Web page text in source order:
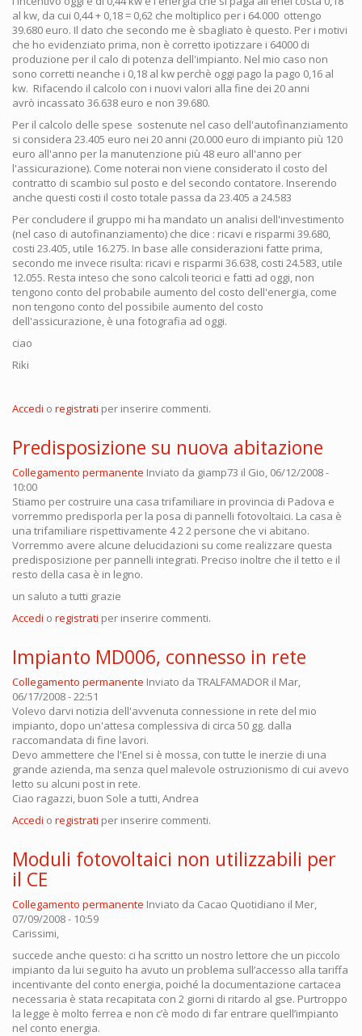
al kw, da cui 0,44 + 0,18 = 0,62 che moltiplico per i 64.000 ottengo
39.680 euro. Il dato che secondo me è sbagliato è questo. Per i motivi
che ho evidenziato prima, non è corretto ipotizzare i 64000 di
produzione per il calo di potenza dell'impianto. Nel mio caso non
sono corretti neanche i 0,18 al kw perchè oggi pago la pago 0,16 al
kw. Rifacendo il calcolo con i nuovi valori alla fine dei 20 anni
avrò incassato 36.638 euro e non 39.680.
Per il calcolo delle spese sostenute nel caso dell'autofinanziamento
si considera 23.405 euro nei 20 anni (20.000 euro di impianto più 120
euro all'anno per la manutenzione più 48 euro all'anno per
l'assicurazione). Come noterai non viene considerato il costo del
contratto di scambio sul posto e del secondo contatore. Inserendo
anche questi costi il costo totale passa da 23.405 a 24.583
Per concludere il gruppo mi ha mandato un analisi dell'investimento
(nel caso di autofinanziamento) che dice : ricavi e risparmi 39.680,
costi 23.405, utile 16.275. In base alle considerazioni fatte prima,
secondo me invece risulta: ricavi e risparmi 36.638, costi 24.583, utile
12.055. Resta inteso che sono calcoli teorici e fatti ad oggi, non
tengono conto del probabile aumento del costo dell'energia, come
non tengono conto del possibile aumento del costo
dell'assicurazione, è una fotografia ad oggi.
ciao
Riki
Accedi o registrati per inserire commenti.
Predisposizione su nuova abitazione
Collegamento permanente Inviato da giamp73 il Gio, 06/12/2008 -
10:00
Stiamo per costruire una casa trifamiliare in provincia di Padova e
vorremmo predisporla per la posa di pannelli fotovoltaici. La casa è
una trifamiliare rispettivamente 4 2 2 persone che vi abitano.
Vorremmo avere alcune delucidazioni su come realizzare questa
predisposizione per pannelli integrati. Preciso inoltre che il tetto e il
resto della casa è in legno.
un saluto a tutti grazie
Accedi o registrati per inserire commenti.
Impianto MD006, connesso in rete
Collegamento permanente Inviato da TRALFAMADOR il Mar,
06/17/2008 - 22:51
Volevo darvi notizia dell'avvenuta connessione in rete del mio
impianto, dopo un'attesa complessiva di circa 50 gg. dalla
raccomandata di fine lavori.
Devo ammettere che l'Enel si è mossa, con tutte le inerzie di una
grande azienda, ma senza quel malevole ostruzionismo di cui avevo
letto su alcuni post in rete.
Ciao ragazzi, buon Sole a tutti, Andrea
Accedi o registrati per inserire commenti.
Moduli fotovoltaici non utilizzabili per
il CE
Collegamento permanente Inviato da Cacao Quotidiano il Mer,
07/09/2008 - 10:59
Carissimi,
succede anche questo: ci ha scritto un nostro lettore che un piccolo
impianto da lui seguito ha avuto un problema sull’accesso alla tariffa
incentivante del conto energia, poiché la documentazione cartacea
necessaria è stata recapitata con 2 giorni di ritardo al gse. Purtroppo
la legge è molto ferrea e non c’è modo di far entrare quell’impianto
nel conto energia.